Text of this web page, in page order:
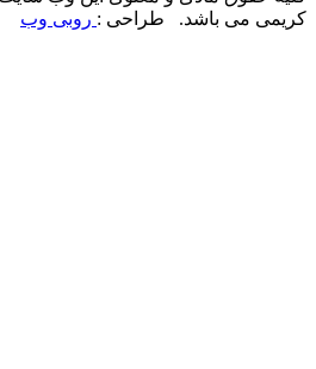
کریمی می باشد. طراحی : روبی وب